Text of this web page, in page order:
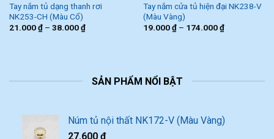
Tay nắm tủ dạng thanh rơi
NK253-CH (Màu Cổ)
21.000₫– 38.000₫
Tay nắm cửa tủ hiện đại NK238-V
(Màu Vàng)
19.000₫– 174.000₫
SẢN PHẨM NỔI BẬT
Núm tủ nội thất NK172-V (Màu Vàng)
27.600 ₫